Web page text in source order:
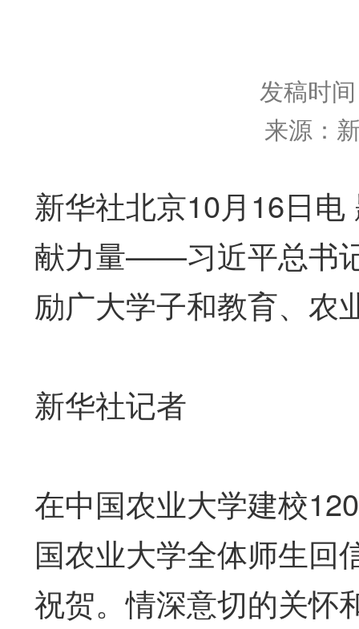
发稿时
来源：
新华社北京10月16日
献力量——习近平总书
励广大学子和教育、农
新华社记者
在中国农业大学建校
国农业大学全体师生回
祝贺。情深意切的关怀